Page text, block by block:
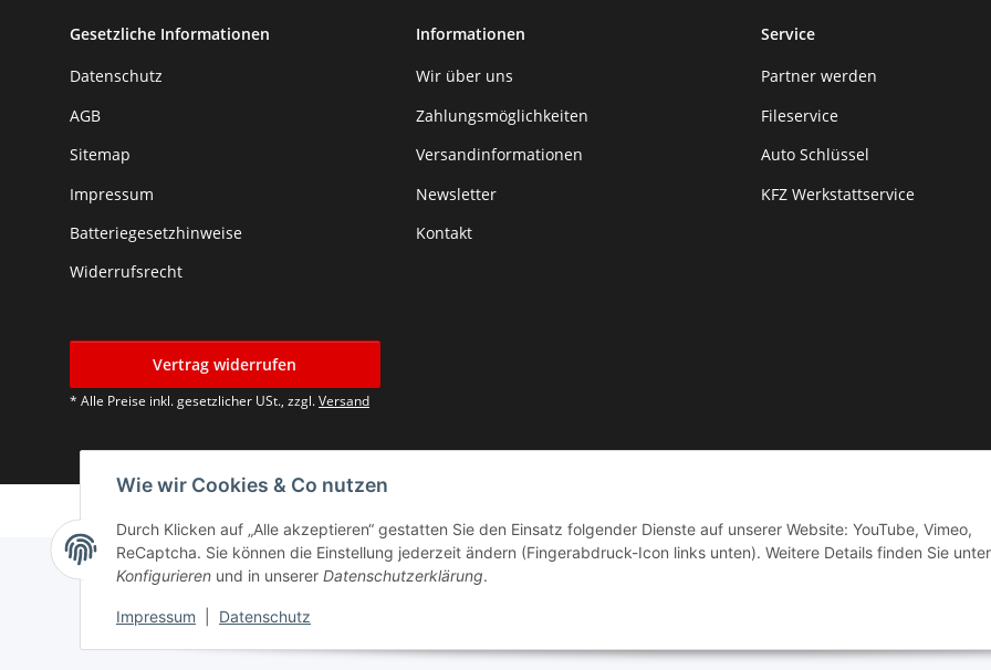
Wie wir Cookies & Co nutzen
Durch Klicken auf „Alle akzeptieren“ gestatten Sie den Einsatz folgender Dienste auf unserer Website: YouTube, Vimeo,
ReCaptcha. Sie können die Einstellung jederzeit ändern (Fingerabdruck-Icon links unten). Weitere Details finden Sie unter
Konfigurieren und in unserer Datenschutzerklärung.
Impressum Datenschutz
Gesetzliche Informationen
Datenschutz
AGB
Sitemap
Impressum
Batteriegesetzhinweise
Widerrufsrecht
Informationen
Wir über uns
Zahlungsmöglichkeiten
Versandinformationen
Newsletter
Kontakt
Service
Partner werden
Fileservice
Auto Schlüssel
KFZ Werkstattservice
Vertrag widerrufen
* Alle Preise inkl. gesetzlicher USt., zzgl.Versand
© by Moto Technik UG